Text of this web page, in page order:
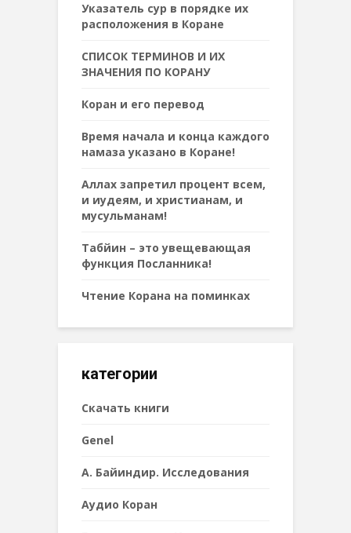
Указатель сур в порядке их
расположения в Коране
СПИСОК ТЕРМИНОВ И ИХ
ЗНАЧЕНИЯ ПО КОРАНУ
Коран и его перевод
Время начала и конца каждого
намаза указано в Коране!
Аллах запретил процент всем,
и иудеям, и христианам, и
мусульманам!
Табйин – это увещевающая
функция Посланника!
Чтение Корана на поминках
категории
Cкачать книги
Genel
А. Байиндир. Исследования
Аудио Коран